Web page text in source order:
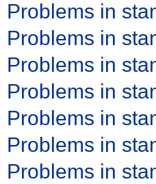
Problems in
Problems in
Problems in
Problems in
Problems in
Problems in
Problems in